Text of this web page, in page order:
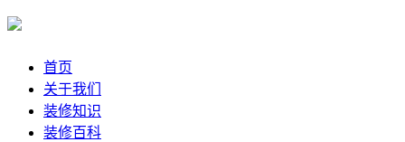
首页
关于我们
装修知识
装修百科